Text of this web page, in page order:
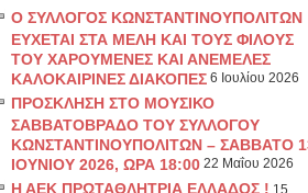
Ο ΣΥΛΛΟΓΟΣ ΚΩΝΣΤΑΝΤΙΝΟΥΠΟΛΙΤΩΝ
ΕΥΧΕΤΑΙ ΣΤΑ ΜΕΛΗ ΚΑΙ ΤΟΥΣ ΦΙΛΟΥΣ
ΤΟΥ ΧΑΡΟΥΜΕΝΕΣ ΚΑΙ ΑΝΕΜΕΛΕΣ
ΚΑΛΟΚΑΙΡΙΝΕΣ ΔΙΑΚΟΠΕΣ 6 Ιουλίου 2026
ΠΡΟΣΚΛΗΣΗ ΣΤΟ ΜΟΥΣΙΚΟ
ΣΑΒΒΑΤΟΒΡΑΔΟ ΤΟΥ ΣΥΛΛΟΓΟΥ
ΚΩΝΣΤΑΝΤΙΝΟΥΠΟΛΙΤΩΝ – ΣΑΒΒΑΤΟ
ΙΟΥΝΙΟΥ 2026, ΩΡΑ 18:00 22 Μαΐου 2026
Η ΑΕΚ ΠΡΩΤΑΘΛΗΤΡΙΑ ΕΛΛΑΔΟΣ !